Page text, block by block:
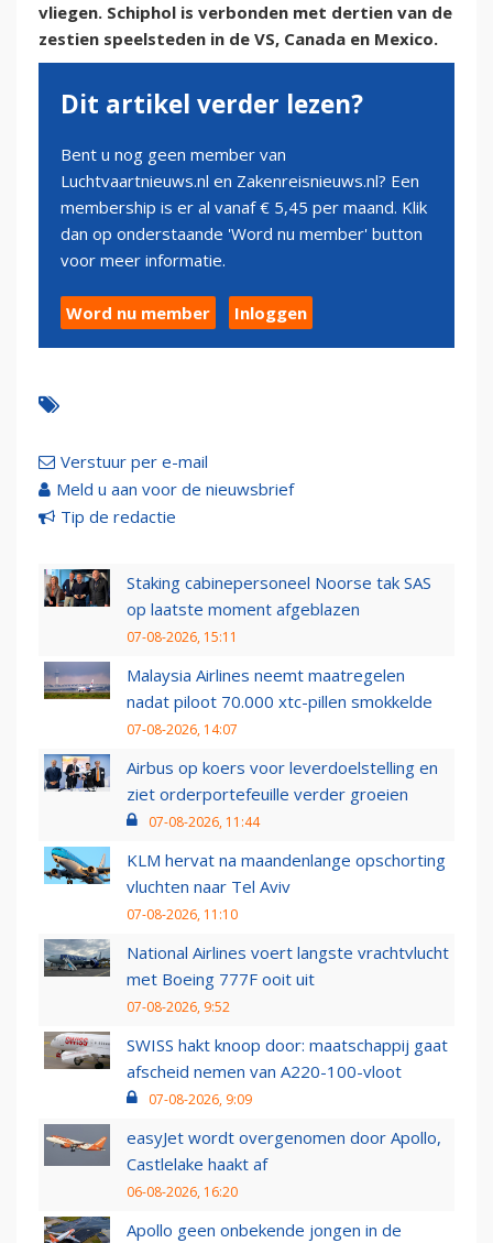
vliegen. Schiphol is verbonden met dertien van de
zestien speelsteden in de VS, Canada en Mexico.
Dit artikel verder lezen?
Bent u nog geen member van
Luchtvaartnieuws.nl en Zakenreisnieuws.nl? Een
membership is er al vanaf € 5,45 per maand. Klik
dan op onderstaande 'Word nu member' button
voor meer informatie.
Word nu member Inloggen
Verstuur per e-mail
Meld u aan voor de nieuwsbrief
Tip de redactie
Staking cabinepersoneel Noorse tak SAS
op laatste moment afgeblazen
07-08-2026, 15:11
Malaysia Airlines neemt maatregelen
nadat piloot 70.000 xtc-pillen smokkelde
07-08-2026, 14:07
Airbus op koers voor leverdoelstelling en
ziet orderportefeuille verder groeien
07-08-2026, 11:44
KLM hervat na maandenlange opschorting
vluchten naar Tel Aviv
07-08-2026, 11:10
National Airlines voert langste vrachtvlucht
met Boeing 777F ooit uit
07-08-2026, 9:52
SWISS hakt knoop door: maatschappij gaat
afscheid nemen van A220-100-vloot
07-08-2026, 9:09
easyJet wordt overgenomen door Apollo,
Castlelake haakt af
06-08-2026, 16:20
Apollo geen onbekende jongen in de